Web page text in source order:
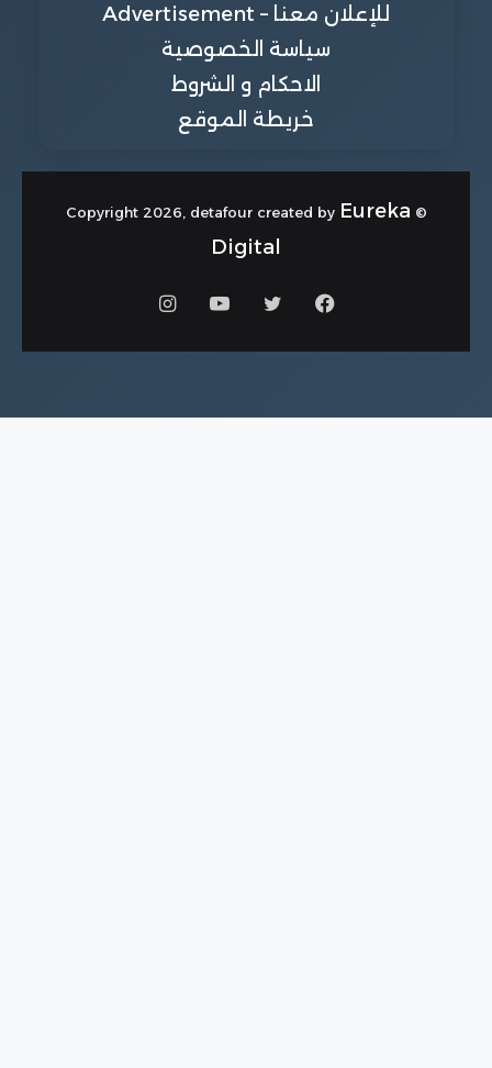
للإعلان معنا – Advertisement
سياسة الخصوصية
الاحكام و الشروط
خريطة الموقع
© Copyright 2026, detafour created by
Eureka
Digital
فيسبوكتويتر يوتيوبانستقرام